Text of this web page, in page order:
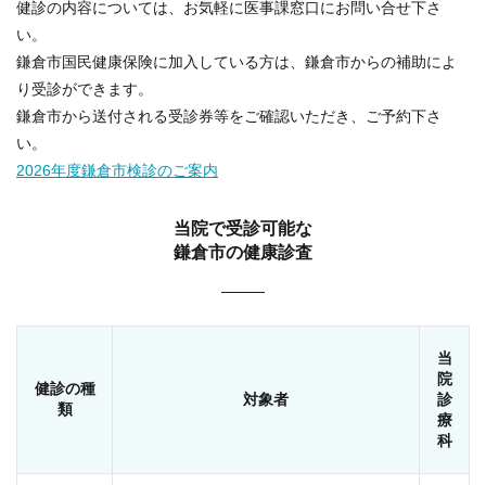
健診の内容については、お気軽に医事課窓口にお問い合せ下さ
い。
鎌倉市国民健康保険に加入している方は、鎌倉市からの補助によ
り受診ができます。
鎌倉市から送付される受診券等をご確認いただき、ご予約下さ
い。
2026年度鎌倉市検診のご案内
当院で受診可能な
鎌倉市の健康診査
健診の種
類
対象者
当
院
診
療
科